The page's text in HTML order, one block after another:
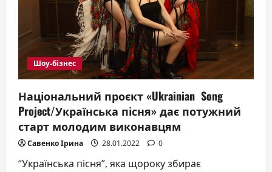
Шоу-бізнес
Національний проєкт «Ukrainian Song
Project/Українська пісня» дає потужний
старт молодим виконавцям
Савенко Ірина 28.01.2022 0
“Українська пісня”, яка щороку збирає